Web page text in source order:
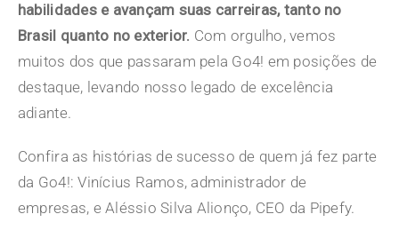
habilidades e avançam suas carreiras, tanto no
Brasil quanto no exterior. Com orgulho, vemos
muitos dos que passaram pela Go4! em posições de
destaque, levando nosso legado de excelência
adiante.
Confira as histórias de sucesso de quem já fez parte
da Go4!: Vinícius Ramos, administrador de
empresas, e Aléssio Silva Alionço, CEO da Pipefy.